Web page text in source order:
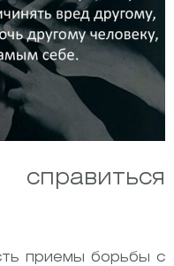
приемы борьбы с